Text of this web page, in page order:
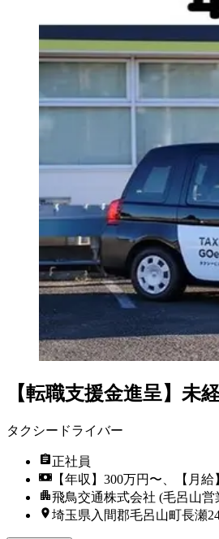
【転職支援金進呈】
タクシードライバー
正社員
【年収】300万円〜、【月給
飛鳥交通株式会社 (毛呂山営
埼玉県入間郡毛呂山町長瀬